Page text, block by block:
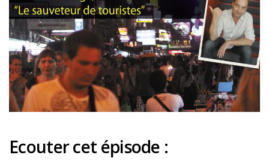
Outils pour voyageur
Sites utiles
Réserver un vol !
Le logement en voyage
Assurance voyage !
Louer une voiture !
Ecouter cet épisode :